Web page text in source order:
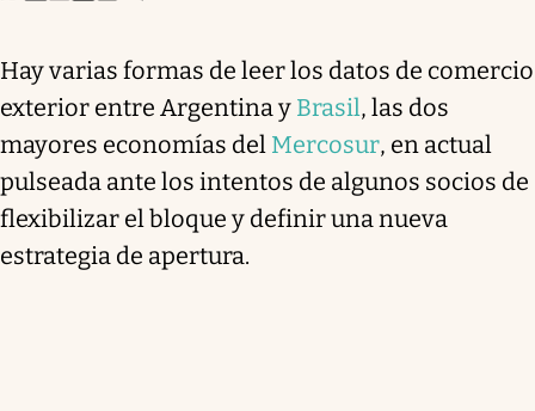
Hay varias formas de leer los datos de comercio
exterior entre Argentina y Brasil, las dos
mayores economías del Mercosur, en actual
pulseada ante los intentos de algunos socios de
flexibilizar el bloque y definir una nueva
estrategia de apertura.